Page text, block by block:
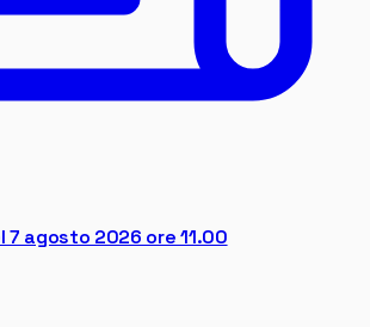
7 agosto 2026 ore 11.00